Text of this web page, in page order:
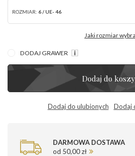
ROZMIAR: 6 / UE- 46
Jaki rozmiar
DODAJ GRAWER
Dodaj do
Dodaj do ulubionych Dodaj
DARMOWA DOSTAWA
od 50,00 zł